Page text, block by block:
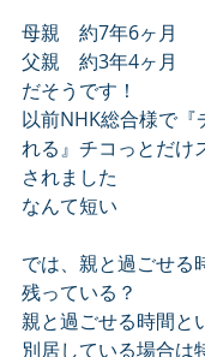
母親　約7年6ヶ月
父親　約3年4ヶ月
だそうです！
以前NHK総合様で『
れる』チコっとだけ
されました
なんて短い
では、親と過ごせる
残っている？
親と過ごせる時間と
別居している場合は